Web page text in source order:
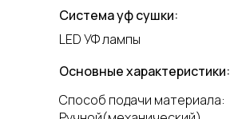
Основные характеристики:
Способ подачи материала:
Система уф сушки:
LED УФ лампы